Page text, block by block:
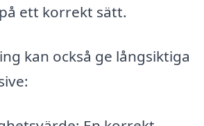
ett korrekt sätt.
kan också ge långsiktiga